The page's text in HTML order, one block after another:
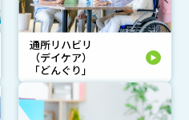
通所リハビリ
（デイケア）
「どんぐり」